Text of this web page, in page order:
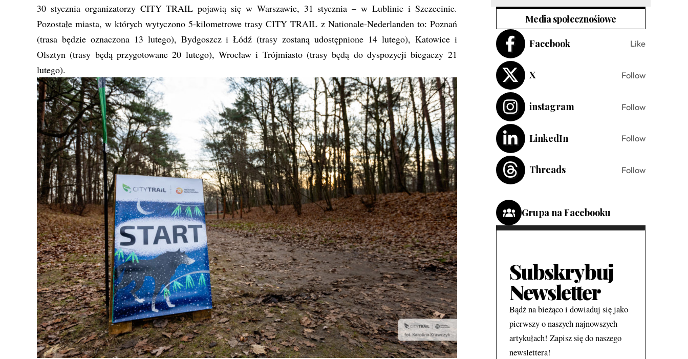
30 stycznia organizatorzy CITY TRAIL pojawią się w Warszawie, 31 stycznia – w Lublinie i Szczecinie.
Pozostałe miasta, w których wytyczono 5-kilometrowe trasy CITY TRAIL z Nationale-Nederlanden to: Poznań
(trasa będzie oznaczona 13 lutego), Bydgoszcz i Łódź (trasy zostaną udostępnione 14 lutego), Katowice i
Olsztyn (trasy będą przygotowane 20 lutego), Wrocław i Trójmiasto (trasy będą do dyspozycji biegaczy 21
lutego).
Media społecznośiowe
Facebook
Like
X Follow
instagram Follow
LinkedIn Follow
Threads Follow
Grupa na Facebooku
Subskrybuj
Newsletter
Bądź na bieżąco i dowiaduj się jako
pierwszy o naszych najnowszych
artykułach! Zapisz się do naszego
newslettera!